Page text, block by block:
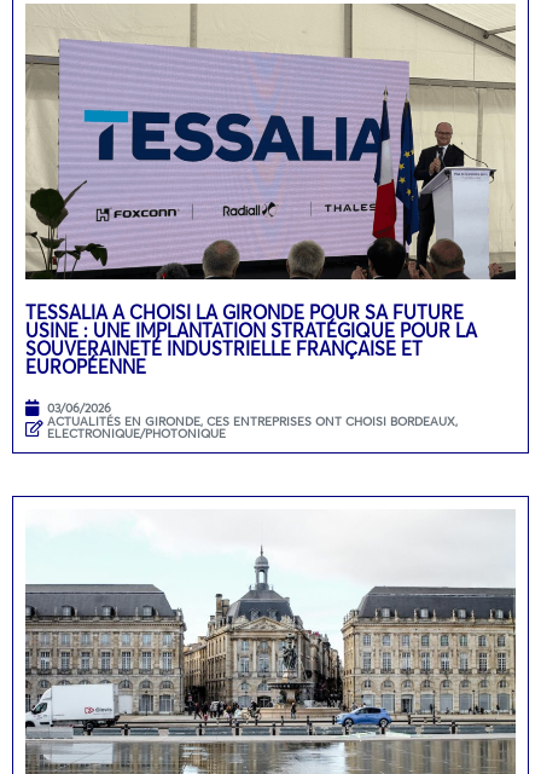
TESSALIA A CHOISI LA GIRONDE POUR SA FUTURE
USINE : UNE IMPLANTATION STRATÉGIQUE POUR LA
SOUVERAINETÉ INDUSTRIELLE FRANÇAISE ET
EUROPÉENNE
03/06/2026
ACTUALITÉS EN GIRONDE, CES ENTREPRISES ONT CHOISI BORDEAUX,
ELECTRONIQUE/PHOTONIQUE